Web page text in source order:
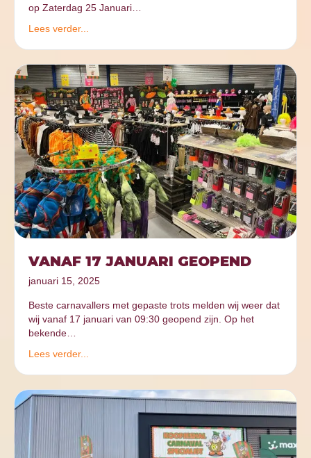
op Zaterdag 25 Januari…
Lees verder...
VANAF 17 JANUARI GEOPEND
januari 15, 2025
Beste carnavallers met gepaste trots melden wij weer dat
wij vanaf 17 januari van 09:30 geopend zijn. Op het
bekende…
Lees verder...